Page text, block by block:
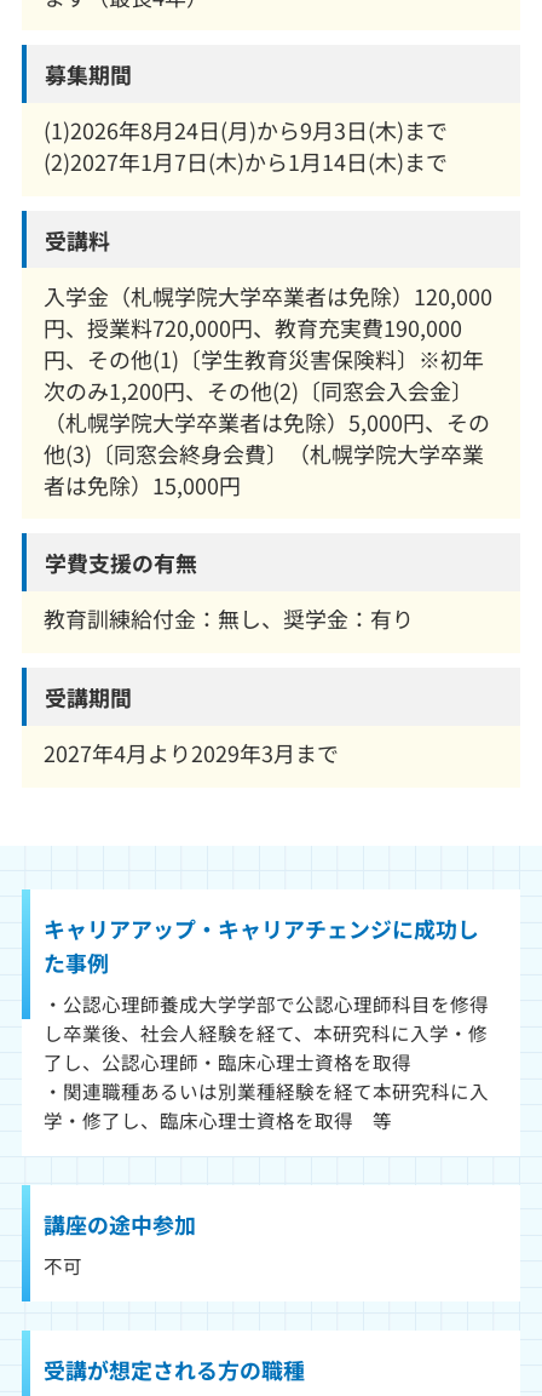
募集期間
(1)2026年8月24日(月)から9月3日(木)まで
(2)2027年1月7日(木)から1月14日(木)まで
受講料
入学金（札幌学院大学卒業者は免除）120,000
円、授業料720,000円、教育充実費190,000
円、その他(1)〔学生教育災害保険料〕※初年
次のみ1,200円、その他(2)〔同窓会入会金〕
（札幌学院大学卒業者は免除）5,000円、その
他(3)〔同窓会終身会費〕（札幌学院大学卒業
者は免除）15,000円
学費支援の有無
教育訓練給付金：無し、奨学金：有り
受講期間
2027年4月より2029年3月まで
キャリアアップ・キャリアチェンジに成功し
た事例
・公認心理師養成大学学部で公認心理師科目を修得
し卒業後、社会人経験を経て、本研究科に入学・修
了し、公認心理師・臨床心理士資格を取得
・関連職種あるいは別業種経験を経て本研究科に入
学・修了し、臨床心理士資格を取得 等
講座の途中参加
不可
受講が想定される方の職種